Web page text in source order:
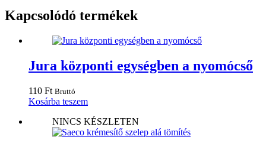
Kapcsolódó termékek
Jura központi egységben a nyomócső
110 Ft Bruttó
Kosárba teszem
NINCS KÉSZLETEN